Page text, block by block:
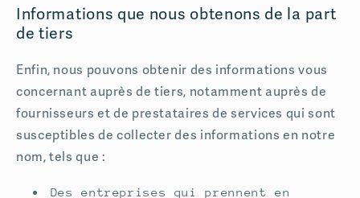
Informations que nous obtenons de la part
de tiers
Enfin, nous pouvons obtenir des informations vous
concernant auprès de tiers, notamment auprès de
fournisseurs et de prestataires de services qui sont
susceptibles de collecter des informations en notre
nom, tels que :
Des entreprises qui prennent en